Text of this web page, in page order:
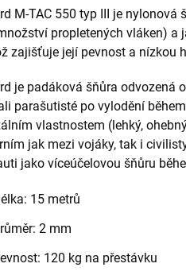
M-TAC 550 typ III je
propletených vláken) a
zajišťuje její pevnost a nízkou
je padáková šňůra odvozená
parašutisté po vylodění
vlastnostem (lehký,
jak mezi vojáky, tak i
jako víceúčelovou šňůru
15 metrů
2 mm
120 kg na přestávku